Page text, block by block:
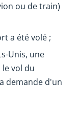
ou de train)
a été volé ;
Unis, une
vol du
demande d'un